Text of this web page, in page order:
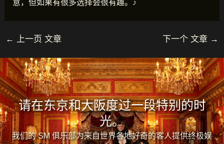
意，但如果有很多选择会很有趣。♪
← 上一页 文章 下一个 文章 →
请在东京和大阪度过一段特别的时
光。
我们的 SM 俱乐部为来自世界各地好奇的客人提供终极娱